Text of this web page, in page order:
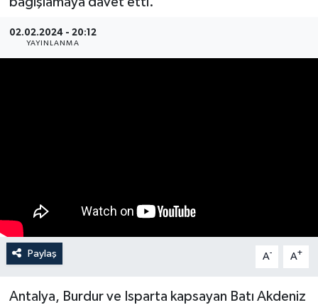
02.02.2024 - 20:12
YAYINLANMA
Paylaş A- A+
Antalya, Burdur ve Isparta kapsayan Batı Akdeniz
Haber Kuşakları
Öğle Bülteni
Sağlık